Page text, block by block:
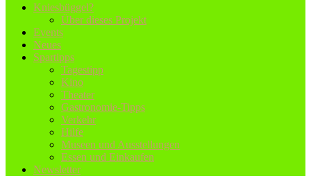
Kniesbüggel?
Über dieses Projekt
Events
Neues
Spartipps
Tagestipp
Kino
Theater
Gastronomie-Tipps
Verkehr
Hilfe
Museen und Ausstellungen
Essen und Einkaufen
Newsletter